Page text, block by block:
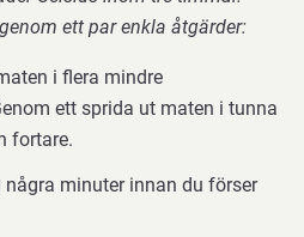
ett par enkla åtgärder:
i flera mindre
ett sprida ut maten i tunna
fortare.
minuter innan du förser